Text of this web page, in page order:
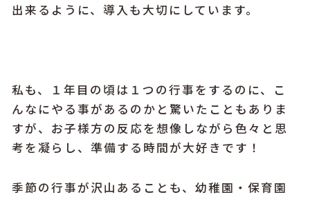
出来るように、導入も大切にしています。
私も、１年目の頃は１つの行事をするのに、こ
んなにやる事があるのかと驚いたこともありま
すが、お子様方の反応を想像しながら色々と思
考を凝らし、準備する時間が大好きです！
季節の行事が沢山あることも、幼稚園・保育園